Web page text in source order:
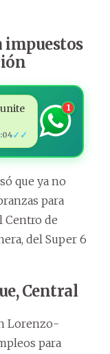
impuestos
✓✓
1
que ya no
para
Centro de
del Super 6
Central
Lorenzo-
para